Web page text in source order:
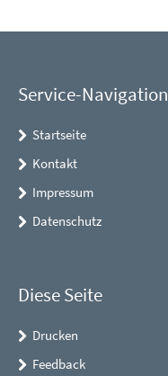
Service-Navigation
Startseite
Kontakt
Impressum
Datenschutz
Diese Seite
Drucken
Feedback